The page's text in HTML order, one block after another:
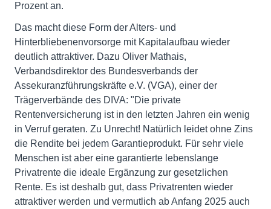
Prozent an.
Das macht diese Form der Alters- und
Hinterbliebenenvorsorge mit Kapitalaufbau wieder
deutlich attraktiver. Dazu Oliver Mathais,
Verbandsdirektor des Bundesverbands der
Assekuranzführungskräfte e.V. (VGA), einer der
Trägerverbände des DIVA: "Die private
Rentenversicherung ist in den letzten Jahren ein wenig
in Verruf geraten. Zu Unrecht! Natürlich leidet ohne Zins
die Rendite bei jedem Garantieprodukt. Für sehr viele
Menschen ist aber eine garantierte lebenslange
Privatrente die ideale Ergänzung zur gesetzlichen
Rente. Es ist deshalb gut, dass Privatrenten wieder
attraktiver werden und vermutlich ab Anfang 2025 auch